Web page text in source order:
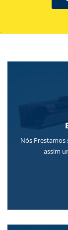
.
Nós Prestamos
assim